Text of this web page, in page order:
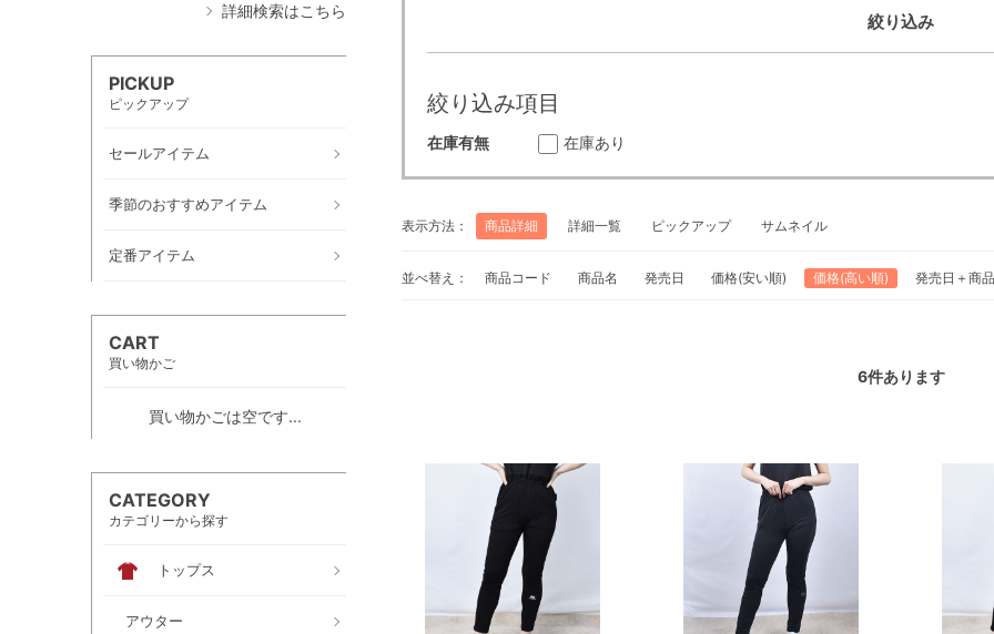
詳細検索はこちら
PICKUP
ピックアップ
セールアイテム
季節のおすすめアイテム
定番アイテム
CART
買い物かご
買い物かごは空です...
CATEGORY
カテゴリーから探す
トップス
アウター
絞り込み
絞り込み項目
在庫有無 在庫あり
表示方法： 商品詳細 詳細一覧 ピックアップ サムネイル
並べ替え： 商品コード 商品名 発売日 価格(安い順) 価格(高い順) 発売日＋商
6件あります